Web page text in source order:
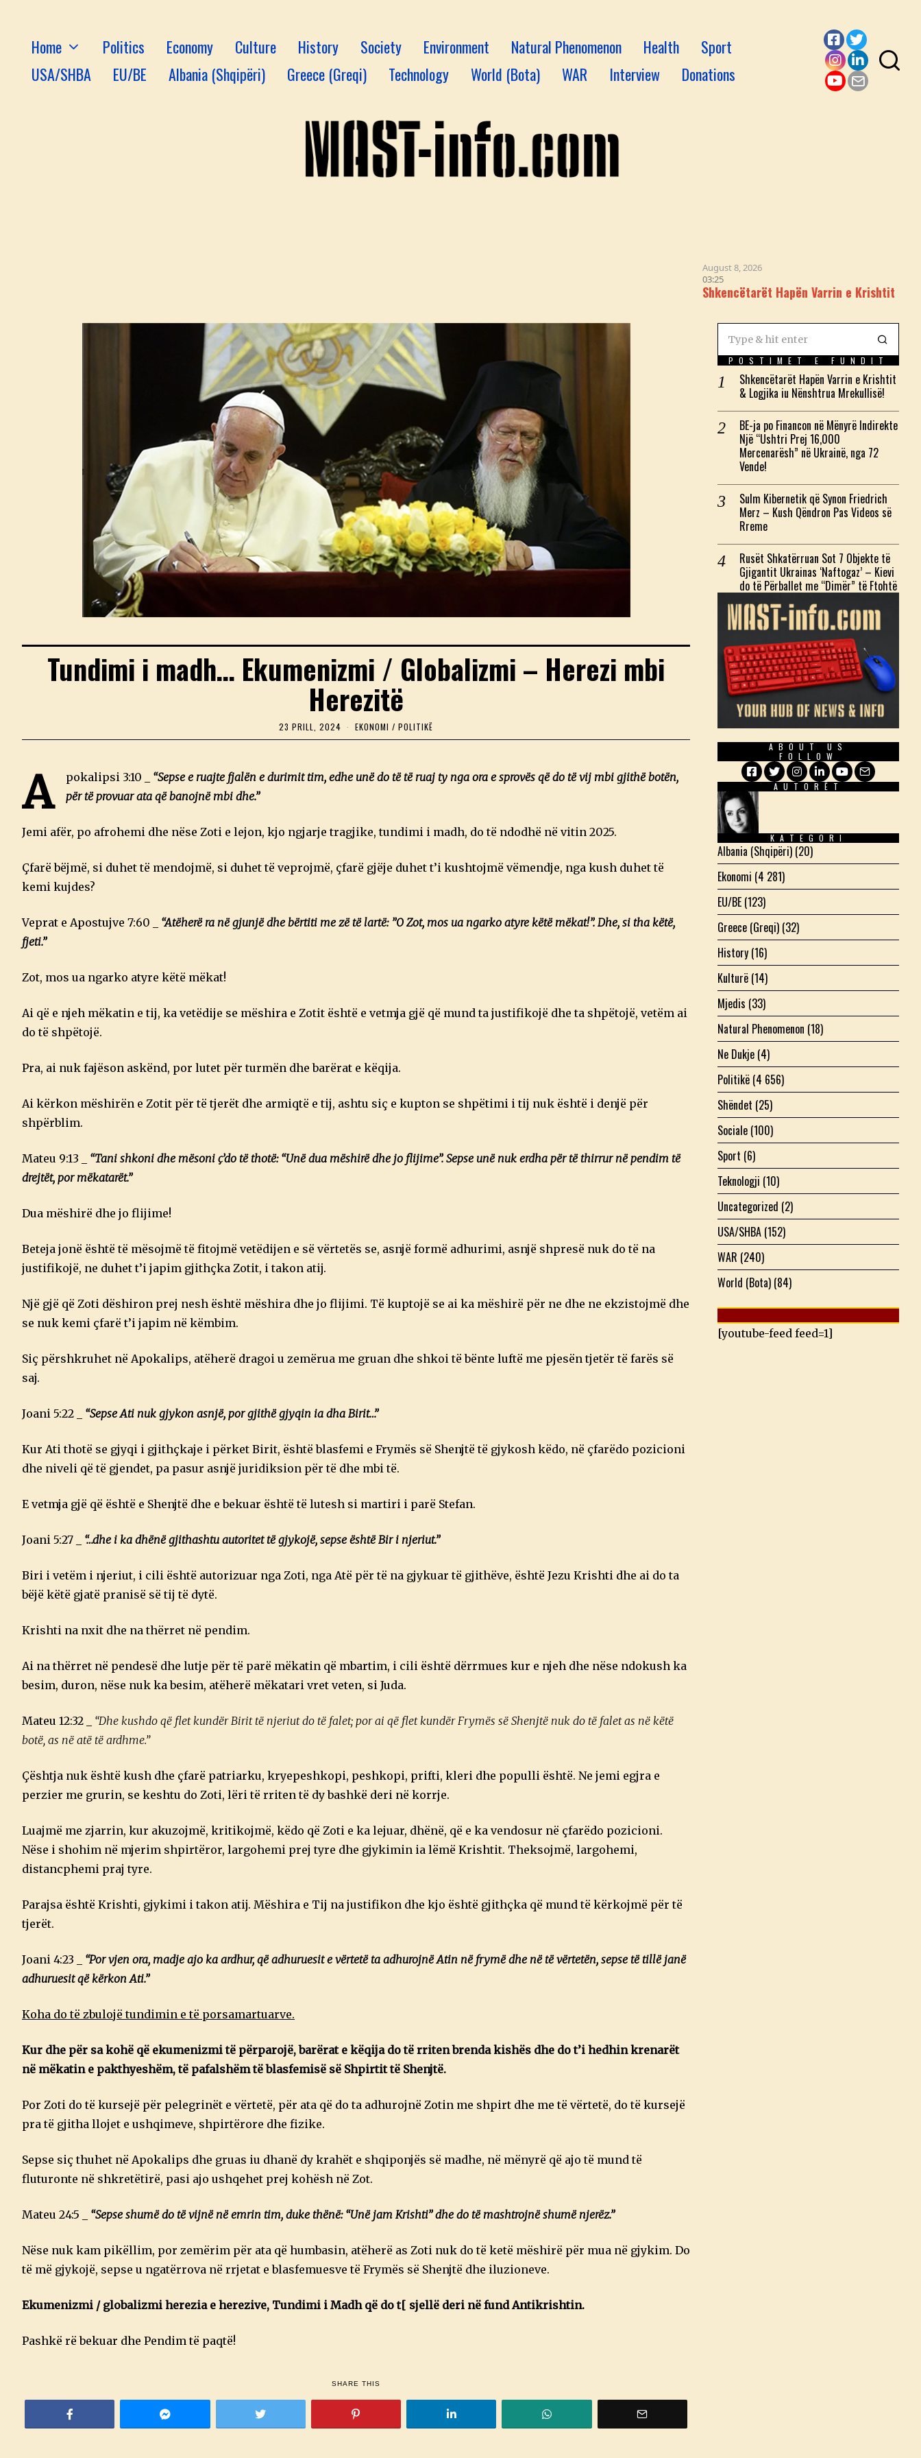
Home Politics Economy Culture History Society Environment Natural Phenomenon Health
Sport
USA/SHBA
EU/BE Albania (Shqipëri) Greece (Greqi) Technology World (Bota) WAR Interview Donations
Facebook
Twitter
Instagram
LinkedIn
Shkencëtarët Hapën Varrin e Krishtit & Logjika iu
Tundimi i madh… Ekumenizmi / Globalizmi – Herezi mbi
Herezitë
23 PRILL, 2024
3
I
L
2
EKONOMI / POLITIKË
A pokalipsi 3:10 _ “Sepse e ruajte fjalën e durimit tim, edhe unë do të të ruaj ty nga ora e sprovës që do të vij mbi gjithë botën,
për të provuar ata që banojnë mbi dhe.”
Jemi afër, po afrohemi dhe nëse Zoti e lejon, kjo ngjarje tragjike, tundimi i madh, do të ndodhë në vitin 2025.
Çfarë bëjmë, si duhet të mendojmë, si duhet të veprojmë, çfarë gjëje duhet t’i kushtojmë vëmendje, nga kush duhet të
kemi kujdes?
Veprat e Apostujve 7:60 _ “Atëherë ra në gjunjë dhe bërtiti me zë të lartë: ”O Zot, mos ua ngarko atyre këtë mëkat!”. Dhe, si tha këtë,
fjeti.”
Zot, mos ua ngarko atyre këtë mëkat!
Ai që e njeh mëkatin e tij, ka vetëdije se mëshira e Zotit është e vetmja gjë që mund ta justifikojë dhe ta shpëtojë, vetëm ai
do të shpëtojë.
Pra, ai nuk fajëson askënd, por lutet për turmën dhe barërat e këqija.
Ai kërkon mëshirën e Zotit për të tjerët dhe armiqtë e tij, ashtu siç e kupton se shpëtimi i tij nuk është i denjë për
shpërblim.
Mateu 9:13 _ “Tani shkoni dhe mësoni ç’do të thotë: “Unë dua mëshirë dhe jo flijime”. Sepse unë nuk erdha për të thirrur në pendim të
drejtët, por mëkatarët.”
Dua mëshirë dhe jo flijime!
Beteja jonë është të mësojmë të fitojmë vetëdijen e së vërtetës se, asnjë formë adhurimi, asnjë shpresë nuk do të na
justifikojë, ne duhet t’i japim gjithçka Zotit, i takon atij.
Një gjë që Zoti dëshiron prej nesh është mëshira dhe jo flijimi. Të kuptojë se ai ka mëshirë për ne dhe ne ekzistojmë dhe
se nuk kemi çfarë t’i japim në këmbim.
Siç përshkruhet në Apokalips, atëherë dragoi u zemërua me gruan dhe shkoi të bënte luftë me pjesën tjetër të farës së
saj.
Joani 5:22 _ “Sepse Ati nuk gjykon asnjë, por gjithë gjyqin ia dha Birit…”
Kur Ati thotë se gjyqi i gjithçkaje i përket Birit, është blasfemi e Frymës së Shenjtë të gjykosh këdo, në çfarëdo pozicioni
dhe niveli që të gjendet, pa pasur asnjë juridiksion për të dhe mbi të.
E vetmja gjë që është e Shenjtë dhe e bekuar është të lutesh si martiri i parë Stefan.
Joani 5:27 _ “…dhe i ka dhënë gjithashtu autoritet të gjykojë, sepse është Bir i njeriut.”
Biri i vetëm i njeriut, i cili është autorizuar nga Zoti, nga Atë për të na gjykuar të gjithëve, është Jezu Krishti dhe ai do ta
bëjë këtë gjatë pranisë së tij të dytë.
Krishti na nxit dhe na thërret në pendim.
Ai na thërret në pendesë dhe lutje për të parë mëkatin që mbartim, i cili është dërrmues kur e njeh dhe nëse ndokush ka
besim, duron, nëse nuk ka besim, atëherë mëkatari vret veten, si Juda.
Mateu 12:32 _ “Dhe kushdo që flet kundër Birit të njeriut do të falet; por ai që flet kundër Frymës së Shenjtë nuk do të falet as në këtë
botë, as në atë të ardhme.”
Çështja nuk është kush dhe çfarë patriarku, kryepeshkopi, peshkopi, prifti, kleri dhe populli është. Ne jemi egjra e
perzier me grurin, se keshtu do Zoti, lëri të rriten të dy bashkë deri në korrje.
Luajmë me zjarrin, kur akuzojmë, kritikojmë, këdo që Zoti e ka lejuar, dhënë, që e ka vendosur në çfarëdo pozicioni.
Nëse i shohim në mjerim shpirtëror, largohemi prej tyre dhe gjykimin ia lëmë Krishtit. Theksojmë, largohemi,
distancphemi praj tyre.
Parajsa është Krishti, gjykimi i takon atij. Mëshira e Tij na justifikon dhe kjo është gjithçka që mund të kërkojmë për të
tjerët.
Joani 4:23 _ “Por vjen ora, madje ajo ka ardhur, që adhuruesit e vërtetë ta adhurojnë Atin në frymë dhe në të vërtetën, sepse të tillë janë
adhuruesit që kërkon Ati.”
Koha do të zbulojë tundimin e të porsamartuarve.
Kur dhe për sa kohë që ekumenizmi të përparojë, barërat e këqija do të rriten brenda kishës dhe do t’i hedhin krenarët
në mëkatin e pakthyeshëm, të pafalshëm të blasfemisë së Shpirtit të Shenjtë.
Por Zoti do të kursejë për pelegrinët e vërtetë, për ata që do ta adhurojnë Zotin me shpirt dhe me të vërtetë, do të kursejë
pra të gjitha llojet e ushqimeve, shpirtërore dhe fizike.
Sepse siç thuhet në Apokalips dhe gruas iu dhanë dy krahët e shqiponjës së madhe, në mënyrë që ajo të mund të
fluturonte në shkretëtirë, pasi ajo ushqehet prej kohësh në Zot.
Mateu 24:5 _ “Sepse shumë do të vijnë në emrin tim, duke thënë: “Unë jam Krishti” dhe do të mashtrojnë shumë njerëz.”
Nëse nuk kam pikëllim, por zemërim për ata që humbasin, atëherë as Zoti nuk do të ketë mëshirë për mua në gjykim. Do
të më gjykojë, sepse u ngatërrova në rrjetat e blasfemuesve të Frymës së Shenjtë dhe iluzioneve.
Ekumenizmi / globalizmi herezia e herezive, Tundimi i Madh që do t[ sjellë deri në fund Antikrishtin.
Pashkë rë bekuar dhe Pendim të paqtë!
SHARE THIS
POSTIMET E FUNDIT
Shkencëtarët Hapën Varrin e Krishtit
& Logjika iu Nënshtrua Mrekullisë!
BE-ja po Financon në Mënyrë Indirekte
Një “Ushtri Prej 16,000
Mercenarësh” në Ukrainë, nga 72
Vende!
Sulm Kibernetik që Synon Friedrich
Merz – Kush Qëndron Pas Videos së
Rreme
Rusët Shkatërruan Sot 7 Objekte të
Gjigantit Ukrainas ‘Naftogaz’ – Kievi
do të Përballet me “Dimër” të Ftohtë
ABOUT US
FOLLOW
Facebook
TwitterInstagram
LinkedIn
YouTube
Email
AUTORËT
KATEGORI
Albania (Shqipëri) (20)
Ekonomi (4 281)
EU/BE (123)
Greece (Greqi) (32)
History (16)
Kulturë (14)
Mjedis (33)
Natural Phenomenon (18)
Ne Dukje (4)
Politikë (4 656)
Shëndet (25)
Sociale (100)
Sport (6)
Teknologji (10)
Uncategorized (2)
USA/SHBA (152)
WAR (240)
World (Bota) (84)
[youtube-feed feed=1]